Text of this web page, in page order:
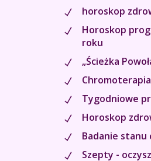
horoskop
Horoskop
roku
„Ścieżka
Tygodniowe
Horoskop
Badanie
Szepty -